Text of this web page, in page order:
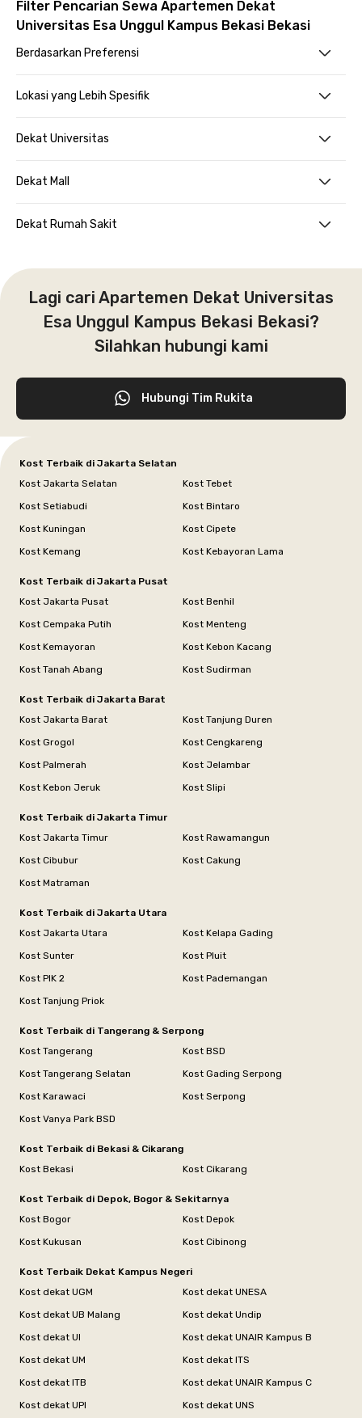
Filter Pencarian Sewa Apartemen Dekat
Universitas Esa Unggul Kampus Bekasi Bekasi
Berdasarkan Preferensi
Lokasi yang Lebih Spesifik
Dekat Universitas
Dekat Mall
Dekat Rumah Sakit
Lagi cari Apartemen Dekat Universitas
Esa Unggul Kampus Bekasi Bekasi?
Silahkan hubungi kami
Hubungi Tim Rukita
Kost Terbaik di Jakarta Selatan
Kost Jakarta Selatan
Kost Tebet
Kost Setiabudi
Kost Bintaro
Kost Kuningan
Kost Cipete
Kost Kemang
Kost Kebayoran Lama
Kost Terbaik di Jakarta Pusat
Kost Jakarta Pusat
Kost Benhil
Kost Cempaka Putih
Kost Menteng
Kost Kemayoran
Kost Kebon Kacang
Kost Tanah Abang
Kost Sudirman
Kost Terbaik di Jakarta Barat
Kost Jakarta Barat
Kost Tanjung Duren
Kost Grogol
Kost Cengkareng
Kost Palmerah
Kost Jelambar
Kost Kebon Jeruk
Kost Slipi
Kost Terbaik di Jakarta Timur
Kost Jakarta Timur
Kost Rawamangun
Kost Cibubur
Kost Cakung
Kost Matraman
Kost Terbaik di Jakarta Utara
Kost Jakarta Utara
Kost Kelapa Gading
Kost Sunter
Kost Pluit
Kost PIK 2
Kost Pademangan
Kost Tanjung Priok
Kost Terbaik di Tangerang & Serpong
Kost Tangerang
Kost BSD
Kost Tangerang Selatan
Kost Gading Serpong
Kost Karawaci
Kost Serpong
Kost Vanya Park BSD
Kost Terbaik di Bekasi & Cikarang
Kost Bekasi
Kost Cikarang
Kost Terbaik di Depok, Bogor & Sekitarnya
Kost Bogor
Kost Depok
Kost Kukusan
Kost Cibinong
Kost Terbaik Dekat Kampus Negeri
Kost dekat UGM
Kost dekat UNESA
Kost dekat UB Malang
Kost dekat Undip
Kost dekat UI
Kost dekat UNAIR Kampus B
Kost dekat UM
Kost dekat ITS
Kost dekat ITB
Kost dekat UNAIR Kampus C
Kost dekat UPI
Kost dekat UNS